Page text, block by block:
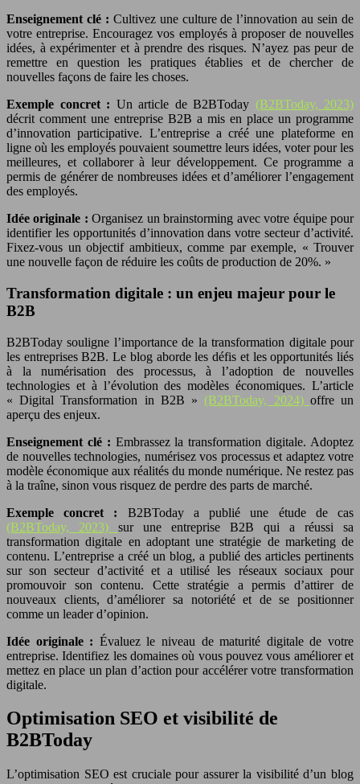
Enseignement clé : Cultivez une culture de l’innovation au sein de
votre entreprise. Encouragez vos employés à proposer de nouvelles
idées, à expérimenter et à prendre des risques. N’ayez pas peur de
remettre en question les pratiques établies et de chercher de
nouvelles façons de faire les choses.
Exemple concret : Un article de B2BToday (B2BToday, 2023)
décrit comment une entreprise B2B a mis en place un programme
d’innovation participative. L’entreprise a créé une plateforme en
ligne où les employés pouvaient soumettre leurs idées, voter pour les
meilleures, et collaborer à leur développement. Ce programme a
permis de générer de nombreuses idées et d’améliorer l’engagement
des employés.
Idée originale :Organisez un brainstorming avec votre équipe pour
identifier les opportunités d’innovation dans votre secteur d’activité.
Fixez-vous un objectif ambitieux, comme par exemple, « Trouver
une nouvelle façon de réduire les coûts de production de 20%. »
Transformation digitale : un enjeu majeur pour le
B2B
B2BToday souligne l’importance de la transformation digitale pour
les entreprises B2B. Le blog aborde les défis et les opportunités liés
à la numérisation des processus, à l’adoption de nouvelles
technologies et à l’évolution des modèles économiques. L’article
« Digital Transformation in B2B » (B2BToday, 2024) offre un
aperçu des enjeux.
Enseignement clé : Embrassez la transformation digitale. Adoptez
de nouvelles technologies, numérisez vos processus et adaptez votre
modèle économique aux réalités du monde numérique. Ne restez pas
à la traîne, sinon vous risquez de perdre des parts de marché.
Exemple concret : B2BToday a publié une étude de cas
(B2BToday, 2023) sur une entreprise B2B qui a réussi sa
transformation digitale en adoptant une stratégie de marketing de
contenu. L’entreprise a créé un blog, a publié des articles pertinents
sur son secteur d’activité et a utilisé les réseaux sociaux pour
promouvoir son contenu. Cette stratégie a permis d’attirer de
nouveaux clients, d’améliorer sa notoriété et de se positionner
comme un leader d’opinion.
Idée originale : Évaluez le niveau de maturité digitale de votre
entreprise. Identifiez les domaines où vous pouvez vous améliorer et
mettez en place un plan d’action pour accélérer votre transformation
digitale.
Optimisation SEO et visibilité de
B2BToday
L’optimisation SEO est cruciale pour assurer la visibilité d’un blog